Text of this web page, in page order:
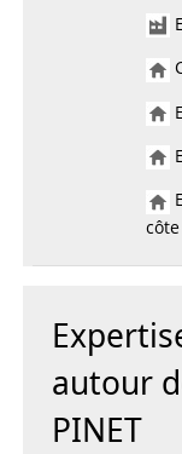
côte
autour
PINET